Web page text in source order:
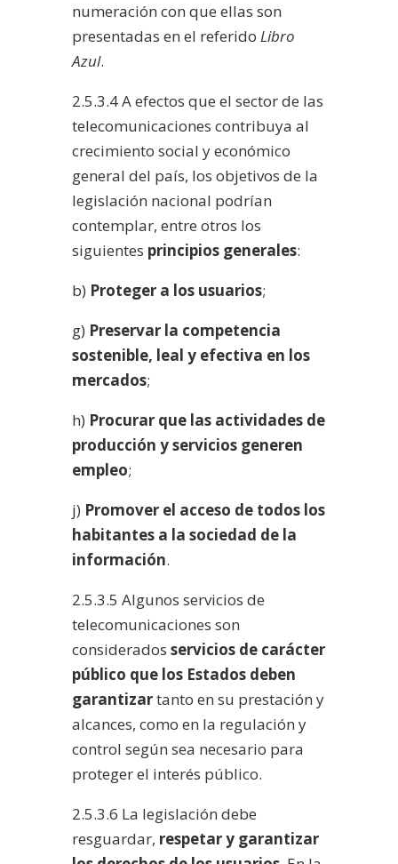
numeración con que ellas son
presentadas en el referido Libro
Azul.
2.5.3.4 A efectos que el sector de las
telecomunicaciones contribuya al
crecimiento social y económico
general del país, los objetivos de la
legislación nacional podrían
contemplar, entre otros los
siguientes principios generales:
b) Proteger a los usuarios;
g) Preservar la competencia
sostenible, leal y efectiva en los
mercados;
h) Procurar que las actividades de
producción y servicios generen
empleo;
j) Promover el acceso de todos los
habitantes a la sociedad de la
información.
2.5.3.5 Algunos servicios de
telecomunicaciones son
considerados servicios de carácter
público que los Estados deben
garantizartanto en su prestación y
alcances, como en la regulación y
control según sea necesario para
proteger el interés público.
2.5.3.6 La legislación debe
resguardar, respetar y garantizar